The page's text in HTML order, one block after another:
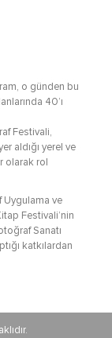
o günden bu
40’ı
Festivali,
aldığı yerel ve
olarak rol
Uygulama ve
Festivali’nin
Sanatı
katkılardan